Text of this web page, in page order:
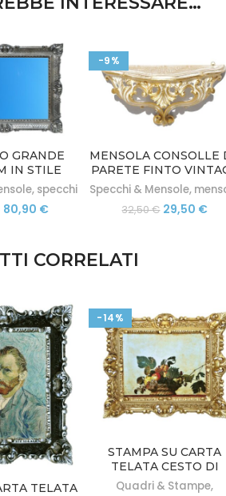
GRANDE
IN STILE
FINTO
, specchi
Il
era:
89,90 €.
80,90 €Il
è:
80,90 €.
-9%
MENSOLA CONSOLLE
PARETE FINTO
IN STILE BAROCCO
VENEZIANO
Specchi & Mensole,
32,50€ Il
29,50 €Il
CORRELATI
TELATA
-14%
STAMPA SU CARTA
TELATA CESTO DI
FRUTTA CARAVAGGIO
Quadri & Stampe,